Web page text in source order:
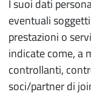
I suoi dati
eventuali
prestazioni o
indicate come, a
controllanti,
soci/partner di